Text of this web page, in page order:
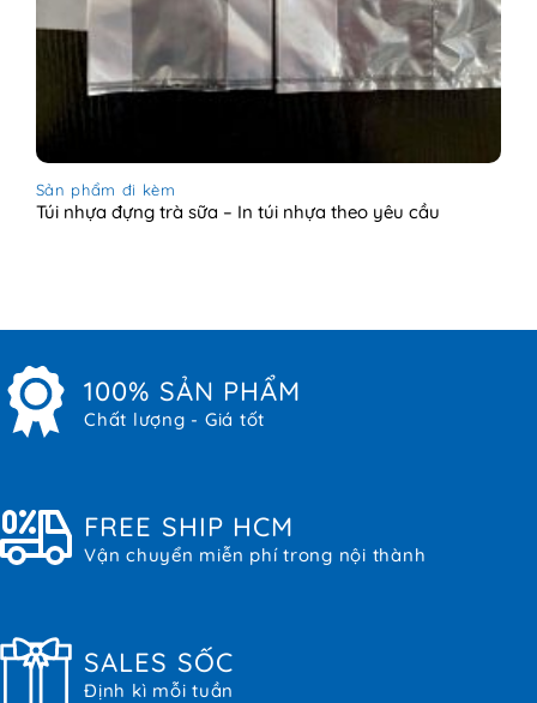
Sản phẩm đi kèm
Túi nhựa đựng trà sữa – In túi nhựa theo yêu cầu
100% SẢN PHẨM
Chất lượng - Giá tốt
FREE SHIP HCM
Vận chuyển miễn phí trong nội thành
SALES SỐC
Định kì mỗi tuần